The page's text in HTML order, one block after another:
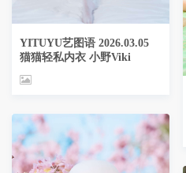
YITUYU艺图语 2026.03.05
猫猫轻私内衣 小野Viki